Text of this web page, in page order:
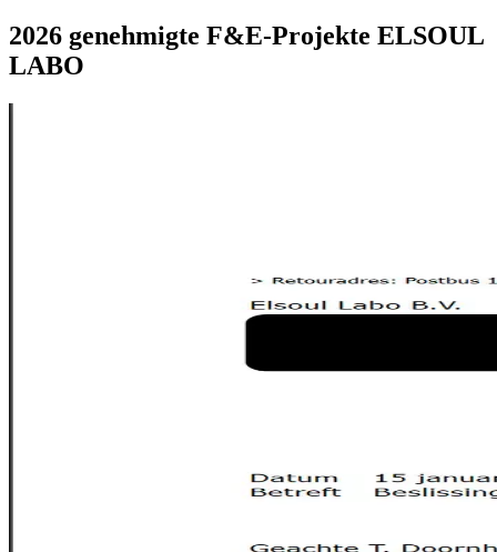
2026 genehmigte F&E-Projekte ELSOUL
LABO